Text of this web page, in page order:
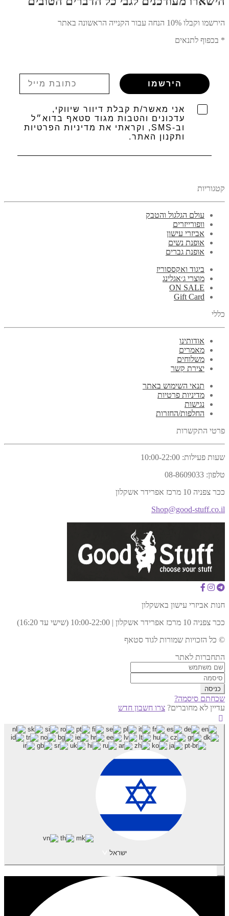
הירשמו וקבלו 10% הנחה עבור הקנייה הראשונה באתר
* בכפוף לתנאים
הירשמו
אני מאשר/ת קבלת דיוור שיווקי,
עדכונים והטבות מגוד סטאף בדוא״ל
וב-SMS, וקראתי את מדיניות הפרטיות
ותקנון האתר.
קטגוריות
עולם הגלגול והטבק
וופורייזרים
אביזרי עישון
אופנת נשים
אופנת גברים
ביגוד ואקססוריז
מוצרי ג׳אגלינג
ON SALE
Gift Card
כללי
אודותינו
מאמרים
משלוחים
יצירת קשר
תנאי השימוש באתר
מדיניות פרטיות
נגישות
החלפות/החזרות
פרטי התקשרות
שעות פעילות: 10:00-22:00
טלפון: 08-8609033
ככר צפניה 10 מרכז אפרידר אשקלון
Shop@good-stuff.co.il
חנות אביזרי עישון באשקלון
ככר צפניה 10 מרכז אפרידר אשקלון | 10:00-22:00 (שישי עד 16:20)
© כל הזכויות שמורות לגוד סטאף
התחברות לאתר
שכחתם סיסמה?
עדיין לא מחוברים? צרו חשבון חדש
ישראל